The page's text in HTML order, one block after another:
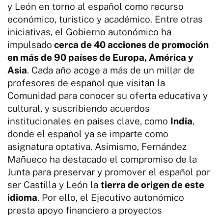
y León en torno al español como recurso
económico, turístico y académico. Entre otras
iniciativas, el Gobierno autonómico ha
impulsado cerca de 40 acciones de promoción
en más de 90 países de Europa, América y
Asia. Cada año acoge a más de un millar de
profesores de español que visitan la
Comunidad para conocer su oferta educativa y
cultural, y suscribiendo acuerdos
institucionales en países clave, como India,
donde el español ya se imparte como
asignatura optativa. Asimismo, Fernández
Mañueco ha destacado el compromiso de la
Junta para preservar y promover el español por
ser Castilla y León la tierra de origen de este
idioma. Por ello, el Ejecutivo autonómico
presta apoyo financiero a proyectos